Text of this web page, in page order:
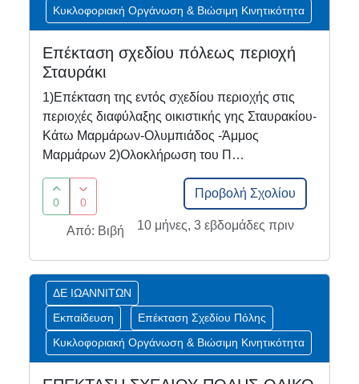
Κυκλοφοριακή Οργάνωση & Βιώσιμη Κινητικότητα
Επέκταση σχεδίου πόλεως περιοχή
Σταυράκι
1)Επέκταση της εντός σχεδίου περιοχής στις
περιοχές διαφύλαξης οικιστικής γης Σταυρακίου-
Κάτω Μαρμάρων-Ολυμπιάδος -Άμμος
Μαρμάρων 2)Ολοκλήρωση του Π…
0 0
Προβολή Σχολίου
10 μήνες, 3 εβδομάδες πριν
Από: Βιβή
ΔΕ ΙΩΑΝΝΙΤΩΝ
Εκπαίδευση
Επέκταση Σχεδίου Πόλης
Κυκλοφοριακή Οργάνωση & Βιώσιμη Κινητικότητα